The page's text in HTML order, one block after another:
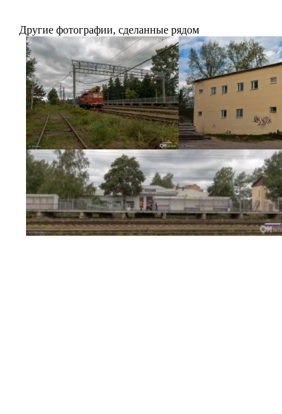
Другие фотографии, сделанные рядом